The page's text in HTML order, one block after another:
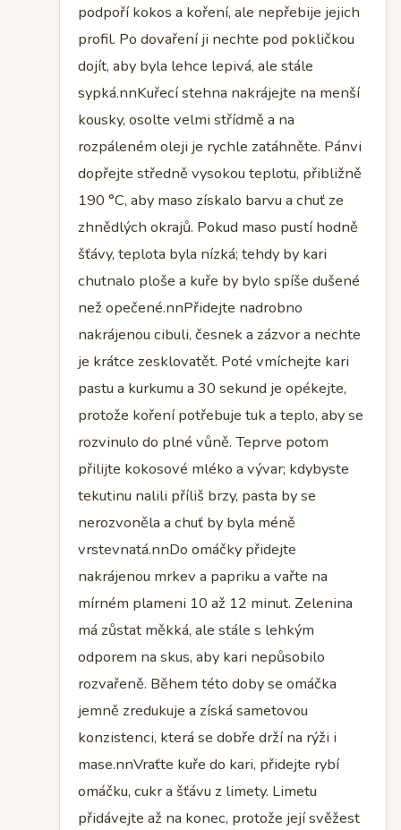
podpoří kokos a koření, ale nepřebije jejich
profil. Po dovaření ji nechte pod pokličkou
dojít, aby byla lehce lepivá, ale stále
sypká.nnKuřecí stehna nakrájejte na menší
kousky, osolte velmi střídmě a na
rozpáleném oleji je rychle zatáhněte. Pánvi
dopřejte středně vysokou teplotu, přibližně
190 °C, aby maso získalo barvu a chuť ze
zhnědlých okrajů. Pokud maso pustí hodně
šťávy, teplota byla nízká; tehdy by kari
chutnalo ploše a kuře by bylo spíše dušené
než opečené.nnPřidejte nadrobno
nakrájenou cibuli, česnek a zázvor a nechte
je krátce zesklovatět. Poté vmíchejte kari
pastu a kurkumu a 30 sekund je opékejte,
protože koření potřebuje tuk a teplo, aby se
rozvinulo do plné vůně. Teprve potom
přilijte kokosové mléko a vývar; kdybyste
tekutinu nalili příliš brzy, pasta by se
nerozvoněla a chuť by byla méně
vrstevnatá.nnDo omáčky přidejte
nakrájenou mrkev a papriku a vařte na
mírném plameni 10 až 12 minut. Zelenina
má zůstat měkká, ale stále s lehkým
odporem na skus, aby kari nepůsobilo
rozvařeně. Během této doby se omáčka
jemně zredukuje a získá sametovou
konzistenci, která se dobře drží na rýži i
mase.nnVraťte kuře do kari, přidejte rybí
omáčku, cukr a šťávu z limety. Limetu
přidávejte až na konec, protože její svěžest